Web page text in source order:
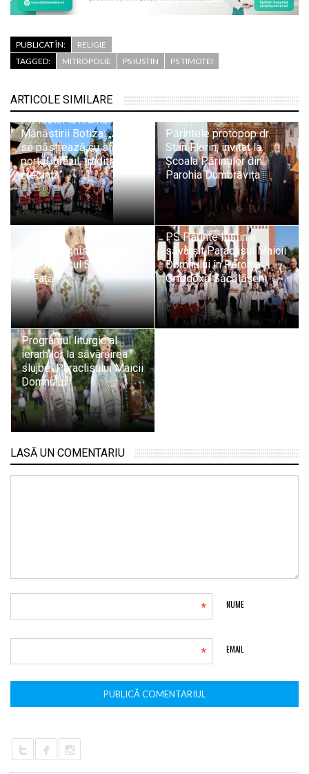
PUBLICAT ÎN:
RELIGIE
TAGGED:
MITROPOLIE PS IUSTIN PS TIMOTEI
ARTICOLE SIMILARE
PS Iustin la hramul
Mănăstirii Botiza: „Aici
se păstrează cu sfințenie
portul, graiul, tradiția și
credința”
Părintele protopop dr.
Stan Florin, invitat la
Școala Părinților din
Parohia Dumbrăvița
Unde liturghisesc ierarhii
de Praznicul Schimbării
la Față
PS Părinte Iustin a
săvârșit Paraclisul Maicii
Domnului în Parohia
Ortodoxă Săcălășeni
Programul liturgic al
ierarhilor la săvârșirea
slujbei Paraclisului Maicii
Domnului
LASĂ UN COMENTARIU
NUME
*
EMAIL
*